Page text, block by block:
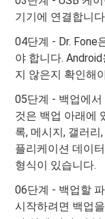
기기에 연결합니
04단계 - Dr. Fone
야 합니다.
지 않은지 확인해
05단계 - 백업에서
것은 백업 아래에
록, 메시지, 갤러리
플리케이션 데이
형식이 있습니다.
06단계 - 백업할
시작하려면 백업